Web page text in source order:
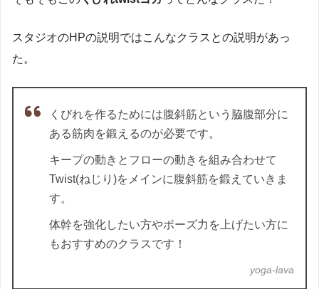
スタジオのHPの説明ではこんなクラスとの説明があっ
た。
くびれを作るためには腹斜筋という脇腹部分に
ある筋肉を鍛えるのが必要です。
キープの動きとフローの動きを組み合わせて
Twist(ねじり)をメインに腹斜筋を鍛えていきま
す。
体幹を強化したい方やポーズ力を上げたい方に
もおすすめのクラスです！
yoga-lava